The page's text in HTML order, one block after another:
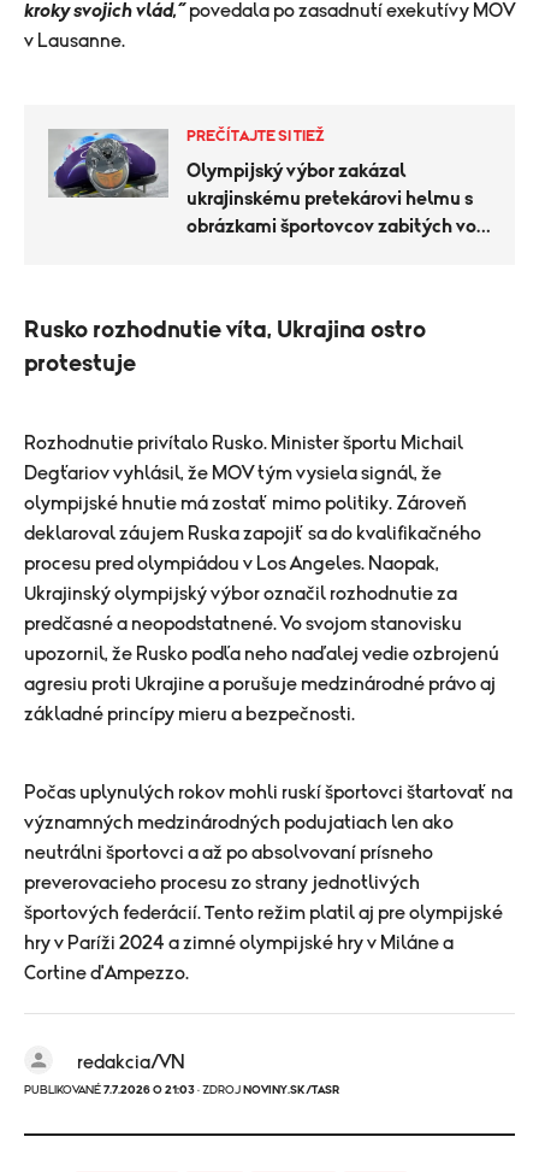
kroky svojich vlád,“ povedala po zasadnutí exekutívy MOV
v Lausanne.
PREČÍTAJTE SI TIEŽ
Olympijský výbor zakázal
ukrajinskému pretekárovi helmu s
obrázkami športovcov zabitých vo
Rusko rozhodnutie víta, Ukrajina ostro
protestuje
Rozhodnutie privítalo Rusko. Minister športu Michail
Degťariov vyhlásil, že MOV tým vysiela signál, že
olympijské hnutie má zostať mimo politiky. Zároveň
deklaroval záujem Ruska zapojiť sa do kvalifikačného
procesu pred olympiádou v Los Angeles. Naopak,
Ukrajinský olympijský výbor označil rozhodnutie za
predčasné a neopodstatnené. Vo svojom stanovisku
upozornil, že Rusko podľa neho naďalej vedie ozbrojenú
agresiu proti Ukrajine a porušuje medzinárodné právo aj
základné princípy mieru a bezpečnosti.
Počas uplynulých rokov mohli ruskí športovci štartovať na
významných medzinárodných podujatiach len ako
neutrálni športovci a až po absolvovaní prísneho
preverovacieho procesu zo strany jednotlivých
športových federácií. Tento režim platil aj pre olympijské
hry v Paríži 2024 a zimné olympijské hry v Miláne a
Cortine d'Ampezzo.
redakcia/VN
PUBLIKOVANÉ 7.7.2026 O 21:03 · ZDROJ NOVINY.SK/TASR